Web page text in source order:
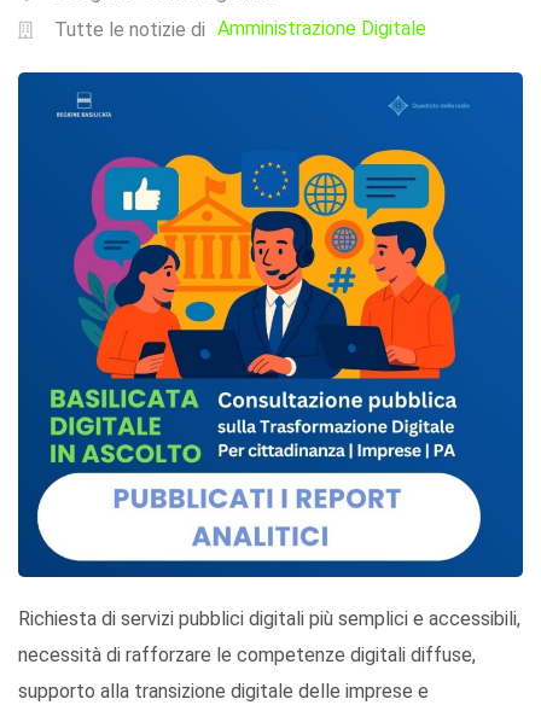
Tutte le notizie di Amministrazione Digitale
Richiesta di servizi pubblici digitali più semplici e accessibili,
necessità di rafforzare le competenze digitali diffuse,
supporto alla transizione digitale delle imprese e